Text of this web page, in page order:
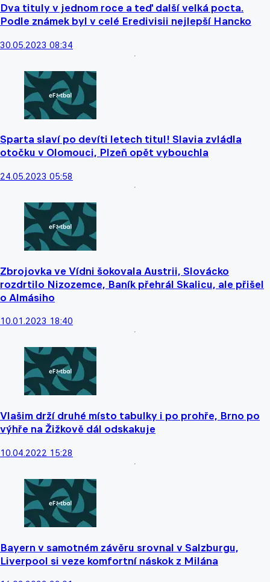
Dva tituly v jednom roce a teď další velká pocta.
Podle známek byl v celé Eredivisii nejlepší Hancko
30.05.2023 08:34
Sparta slaví po devíti letech titul! Slavia zvládla
otočku v Olomouci, Plzeň opět vybouchla
24.05.2023 05:58
Zbrojovka ve Vídni šokovala Austrii, Slovácko
rozdrtilo Nizozemce, Baník přehrál Skalicu, ale přišel
o Almásiho
10.01.2023 18:40
Vlašim drží druhé místo tabulky i po prohře, Brno po
výhře na Žižkově dál odskakuje
10.04.2022 15:28
Bayern v samotném závěru srovnal v Salzburgu,
Liverpool si veze komfortní náskok z Milána